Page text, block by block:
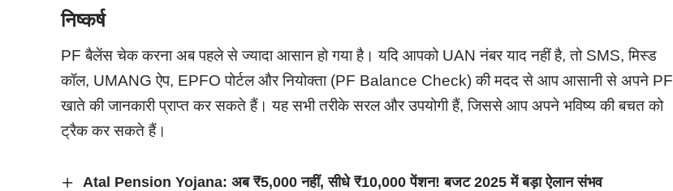
निष्कर्ष
PF बैलेंस चेक करना अब पहले से ज्यादा आसान हो गया है। यदि आपको UAN नंबर याद नहीं है, तो SMS, मिस्ड
कॉल, UMANG ऐप, EPFO पोर्टल और नियोक्ता (PF Balance Check) की मदद से आप आसानी से अपने PF
खाते की जानकारी प्राप्त कर सकते हैं। यह सभी तरीके सरल और उपयोगी हैं, जिससे आप अपने भविष्य की बचत को
ट्रैक कर सकते हैं।
Atal Pension Yojana: अब ₹5,000 नहीं, सीधे ₹10,000 पेंशन! बजट 2025 में बड़ा ऐलान संभव